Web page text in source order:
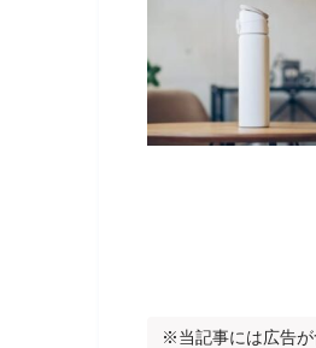
※当記事には広告